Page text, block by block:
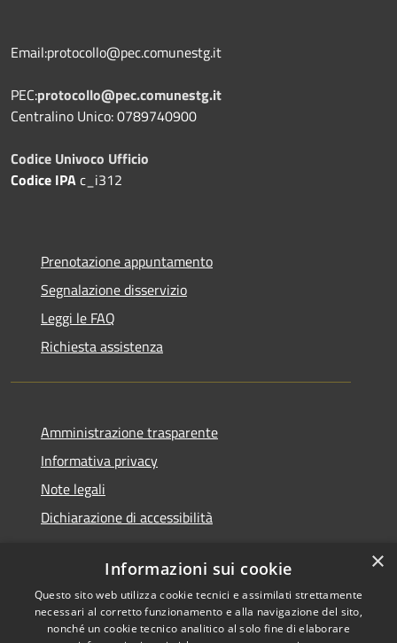
Email:protocollo@pec.comunestg.it
PEC:protocollo@pec.comunestg.it
Centralino Unico: 0789740900
Codice Univoco Ufficio
Codice IPAc_i312
Prenotazione appuntamento
Segnalazione disservizio
Leggi le FAQ
Richiesta assistenza
Amministrazione trasparente
Informativa privacy
Note legali
Dichiarazione di accessibilità
RSS
Accessibilità
Copyright © 2026 • Comune di
Santa Teresa Gallura •
×
Informazioni sui cookie
Questo sito web utilizza cookie tecnici e assimilati strettamente
necessari al corretto funzionamento e alla navigazione del sito,
nonché un cookie tecnico analitico al solo fine di elaborare